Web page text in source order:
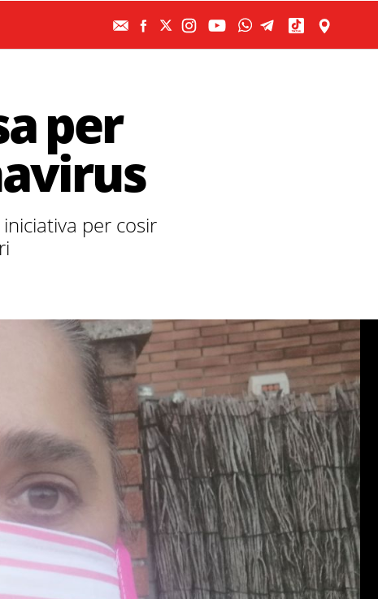
per
per cosir